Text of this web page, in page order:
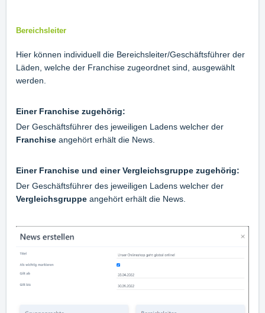
Bereichsleiter
Hier können individuell die Bereichsleiter/Geschäftsführer der
Läden, welche der Franchise zugeordnet sind, ausgewählt
werden.
Einer Franchise zugehörig:
Der Geschäftsführer des jeweiligen Ladens welcher der
Franchise angehört erhält die News.
Einer Franchise und einer Vergleichsgruppe zugehörig:
Der Geschäftsführer des jeweiligen Ladens welcher der
Vergleichsgruppe angehört erhält die News.